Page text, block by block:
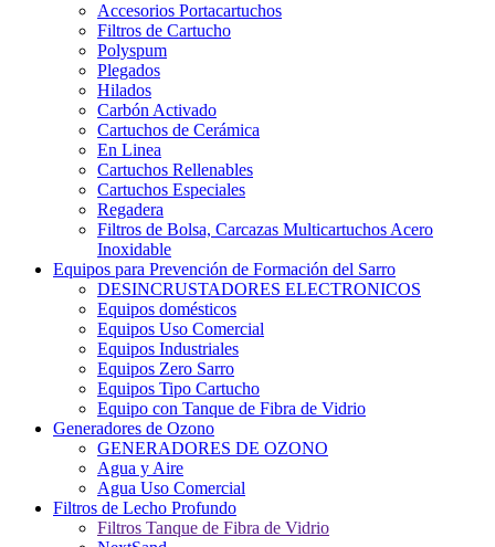
Accesorios Portacartuchos
Filtros de Cartucho
Polyspum
Plegados
Hilados
Carbón Activado
Cartuchos de Cerámica
En Linea
Cartuchos Rellenables
Cartuchos Especiales
Regadera
Filtros de Bolsa, Carcazas Multicartuchos Acero
Inoxidable
Equipos para Prevención de Formación del Sarro
DESINCRUSTADORES ELECTRONICOS
Equipos domésticos
Equipos Uso Comercial
Equipos Industriales
Equipos Zero Sarro
Equipos Tipo Cartucho
Equipo con Tanque de Fibra de Vidrio
Generadores de Ozono
GENERADORES DE OZONO
Agua y Aire
Agua Uso Comercial
Filtros de Lecho Profundo
Filtros Tanque de Fibra de Vidrio